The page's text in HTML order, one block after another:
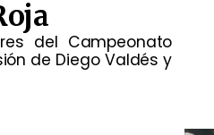
del Campeonato
de Diego Valdés y